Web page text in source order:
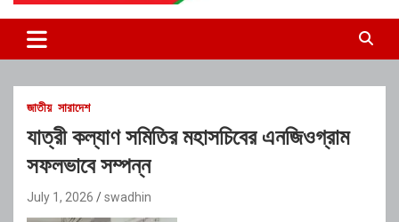
জাতীয় সারাদেশ
যাত্রী কল্যাণ সমিতির মহাসচিবের এনজিওগ্রাম
সফলভাবে সম্পন্ন
July 1, 2026 swadhin